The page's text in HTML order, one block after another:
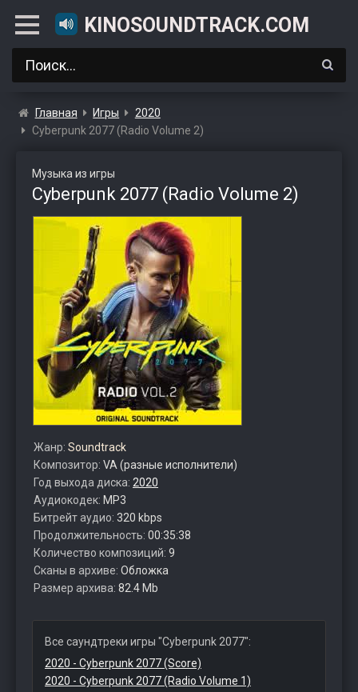
KINOSOUNDTRACK.COM
Главная Игры
2020
Cyberpunk 2077 (Radio Volume 2)
Музыка из игры
Cyberpunk 2077 (Radio Volume 2)
Жанр: Soundtrack
Композитор: VA (разные исполнители)
Год выхода диска: 2020
Аудиокодек: MP3
Битрейт аудио: 320 kbps
Продолжительность: 00:35:38
Количество композиций: 9
Сканы в архиве: Обложка
Размер архива: 82.4 Mb
Все саундтреки игры "Cyberpunk 2077":
2020 - Cyberpunk 2077 (Score)
2020 - Cyberpunk 2077 (Radio Volume 1)